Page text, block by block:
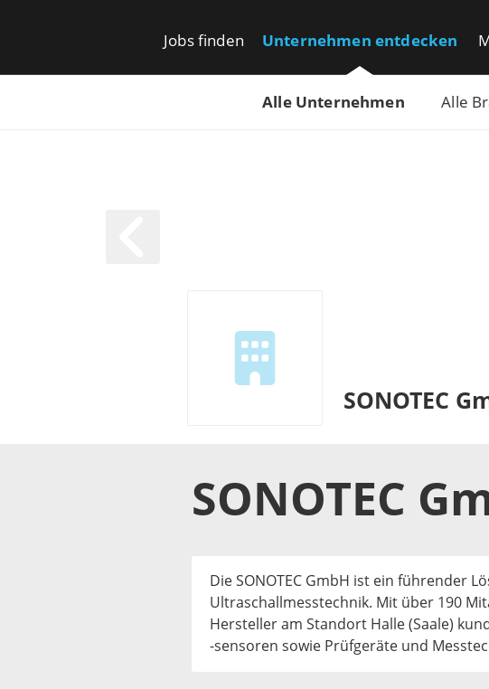
Jobs finden Unternehmen entdecken
Alle Unternehmen Alle
SONOTEC
SONOTEC
Die SONOTEC GmbH ist ein führender
Ultraschallmesstechnik. Mit über 190
Hersteller am Standort Halle (Saale)
-sensoren sowie Prüfgeräte und